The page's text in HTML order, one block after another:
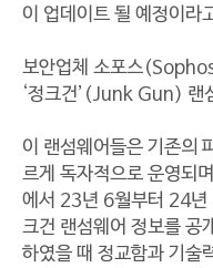
이 업데이트 될 예정이라
보안업체 소포스
‘정크건’(Junk Gun) 랜
이 랜섬웨어들은 기존의
르게 독자적으로 운영되
에서 23년 6월부터 24년
크건 랜섬웨어 정보를 공
하였을 때 정교함과 기술